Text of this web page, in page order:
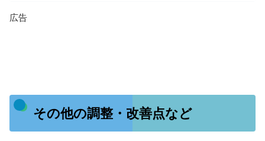
広告
その他の調整・改善点など